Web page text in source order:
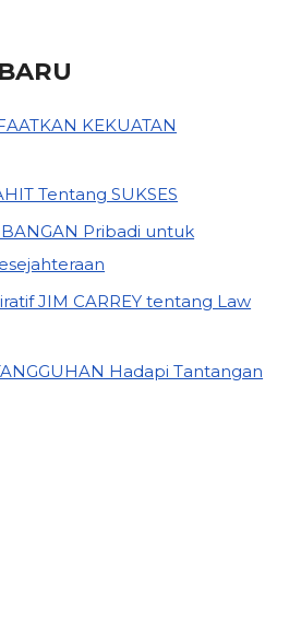
KEKUATAN
Tentang SUKSES
Pribadi untuk
JIM CARREY tentang Law
Hadapi Tantangan